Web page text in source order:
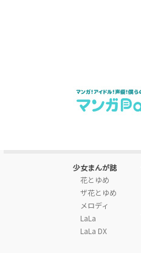
少女まんが誌
花とゆめ
ザ花とゆめ
メロディ
LaLa
LaLa DX